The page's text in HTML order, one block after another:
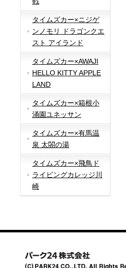
タイムズカー×ニジゲ
ンノモリ ドラゴンクエ
スト アイランド
タイムズカー×AWAJI
HELLO KITTY APPLE
LAND
タイムズカー×箱根小
涌園ユネッサン
タイムズカー×有馬温
泉 太閤の湯
タイムズカー×飛鳥ド
ライビングカレッジ川
崎